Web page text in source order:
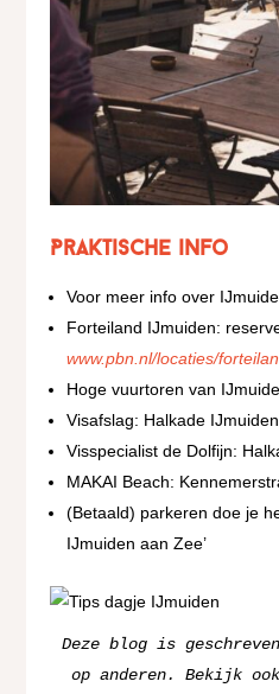
Praktische info
Voor meer info over
Forteiland IJmuiden:
www.pbn.nl/locaties/
Hoge vuurtoren van
Visafslag: Halkade
Visspecialist de Dolfijn:
MAKAI Beach:
(Betaald) parkeren doe je
IJmuiden aan Zee’
Deze blog is
op anderen. Bekijk